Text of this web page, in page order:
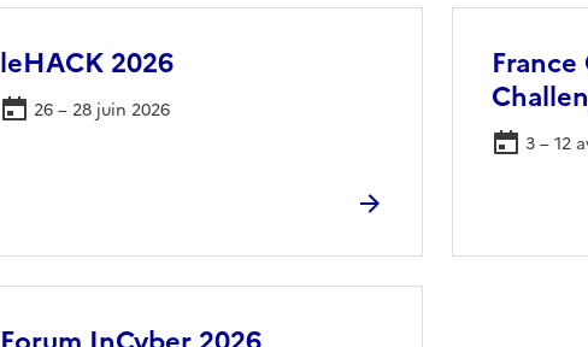
leHACK 2026
26 – 28 juin 2026
3 – 12